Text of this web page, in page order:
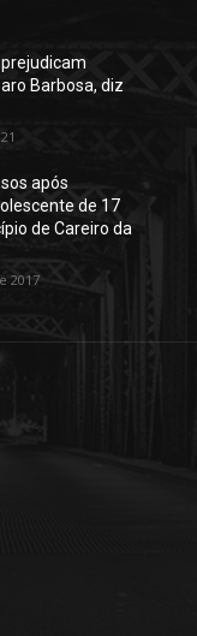
Barbosa, diz
após
de 17
de Careiro da
2017